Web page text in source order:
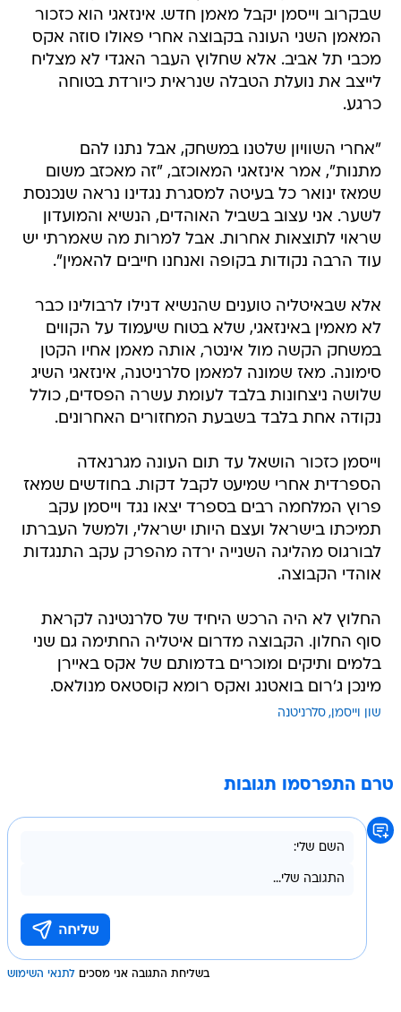
שבקרוב וייסמן יקבל מאמן חדש. אינזאגי הוא כזכור
המאמן השני העונה בקבוצה אחרי פאולו סוזה אקס
מכבי תל אביב. אלא שחלוץ העבר האגדי לא מצליח
לייצב את נועלת הטבלה שנראית כיורדת בטוחה
כרגע.
"אחרי השוויון שלטנו במשחק, אבל נתנו להם
מתנות", אמר אינזאגי המאוכזב, "זה מאכזב משום
שמאז ינואר כל בעיטה למסגרת נגדינו נראה שנכנסת
לשער. אני עצוב בשביל האוהדים, הנשיא והמועדון
שראוי לתוצאות אחרות. אבל למרות מה שאמרתי יש
עוד הרבה נקודות בקופה ואנחנו חייבים להאמין".
אלא שבאיטליה טוענים שהנשיא דנילו לרבולינו כבר
לא מאמין באינזאגי, שלא בטוח שיעמוד על הקווים
במשחק הקשה מול אינטר, אותה מאמן אחיו הקטן
סימונה. מאז שמונה למאמן סלרניטנה, אינזאגי השיג
שלושה ניצחונות בלבד לעומת עשרה הפסדים, כולל
נקודה אחת בלבד בשבעת המחזורים האחרונים.
וייסמן כזכור הושאל עד תום העונה מגרנאדה
הספרדית אחרי שמיעט לקבל דקות. בחודשים שמאז
פרוץ המלחמה רבים בספרד יצאו נגד וייסמן עקב
תמיכתו בישראל ועצם היותו ישראלי, ולמשל העברתו
לבורגוס מהליגה השנייה ירדה מהפרק עקב התנגדות
אוהדי הקבוצה.
החלוץ לא היה הרכש היחיד של סלרנטינה לקראת
סוף החלון. הקבוצה מדרום איטליה החתימה גם שני
בלמים ותיקים ומוכרים בדמותם של אקס באיירן
מינכן ג'רום בואטנג ואקס רומא קוסטאס מנולאס.
שון וייסמן סלרניטנה
טרם התפרסמו תגובות
בשליחת התגובה אני מסכים לתנאי השימוש